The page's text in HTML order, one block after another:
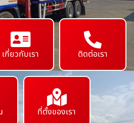
เกี่ยวกับเรา ติดต่อเรา
ที่ตั้งของเรา